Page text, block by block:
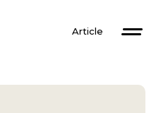
Article